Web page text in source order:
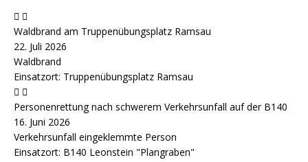
Waldbrand am Truppenübungsplatz Ramsau
22. Juli 2026
Waldbrand
Einsatzort: Truppenübungsplatz Ramsau
Personenrettung nach schwerem Verkehrsunfall auf der B140
16. Juni 2026
Verkehrsunfall eingeklemmte Person
Einsatzort: B140 Leonstein "Plangraben"